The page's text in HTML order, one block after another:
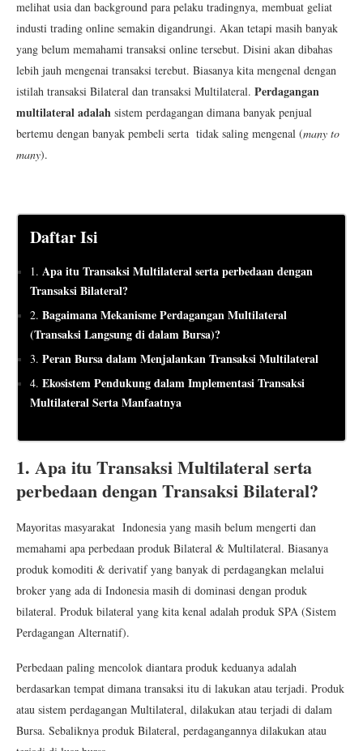
melihat usia dan background para pelaku tradingnya, membuat geliat
industi trading online semakin digandrungi. Akan tetapi masih banyak
yang belum memahami transaksi online tersebut. Disini akan dibahas
lebih jauh mengenai transaksi terebut. Biasanya kita mengenal dengan
istilah transaksi Bilateral dan transaksi Multilateral. Perdagangan
multilateral adalah sistem perdagangan dimana banyak penjual
bertemu dengan banyak pembeli serta tidak saling mengenal (many to
many).
Daftar Isi
1. Apa itu Transaksi Multilateral serta perbedaan dengan
Transaksi Bilateral?
2. Bagaimana Mekanisme Perdagangan Multilateral
(Transaksi Langsung di dalam Bursa)?
3. Peran Bursa dalam Menjalankan Transaksi Multilateral
4. Ekosistem Pendukung dalam Implementasi Transaksi
Multilateral Serta Manfaatnya
1. Apa itu Transaksi Multilateral serta
perbedaan dengan Transaksi Bilateral?
Mayoritas masyarakat Indonesia yang masih belum mengerti dan
memahami apa perbedaan produk Bilateral & Multilateral. Biasanya
produk komoditi & derivatif yang banyak di perdagangkan melalui
broker yang ada di Indonesia masih di dominasi dengan produk
bilateral. Produk bilateral yang kita kenal adalah produk SPA (Sistem
Perdagangan Alternatif).
Perbedaan paling mencolok diantara produk keduanya adalah
berdasarkan tempat dimana transaksi itu di lakukan atau terjadi. Produk
atau sistem perdagangan Multilateral, dilakukan atau terjadi di dalam
Bursa. Sebaliknya produk Bilateral, perdagangannya dilakukan atau